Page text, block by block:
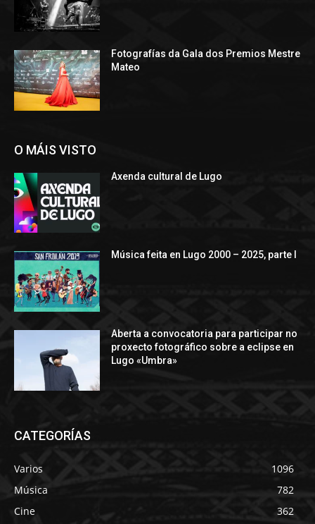
Fotografías da Gala dos Premios Mestre
Mateo
O MÁIS VISTO
Axenda cultural de Lugo
Música feita en Lugo 2000 – 2025, parte I
Aberta a convocatoria para participar no
proxecto fotográfico sobre a eclipse en
Lugo «Umbra»
CATEGORÍAS
Varios
1096
Música
782
Cine
362